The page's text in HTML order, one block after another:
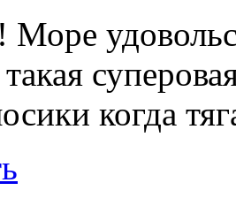
такая
когда